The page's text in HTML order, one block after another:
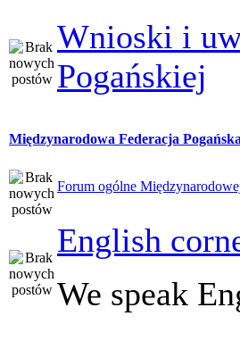
Wnioski i
Pogańskiej
Międzynarodowa Federacja Pogańska
Forum ogólne
English
We speak